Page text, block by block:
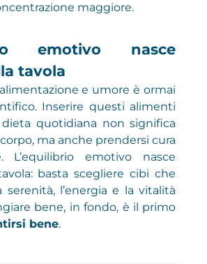
maggiore.
emotivo nasce
tavola
e umore è ormai
Inserire questi alimenti
quotidiana non significa
ma anche prendersi cura
L’equilibrio emotivo nasce
basta scegliere cibi che
serenità, l’energia e la vitalità
bene, in fondo, è il primo
bene.